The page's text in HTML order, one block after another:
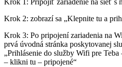
Krok 1: Pripojiť zariadenie na sieť s
Krok 2: zobrazí sa „Klepnite tu a
Krok 3: Po pripojení zariadenia na
prvá úvodná stránka poskytovanej
„Prihlásenie do služby Wifi pre
– klikni tu – pripojené“